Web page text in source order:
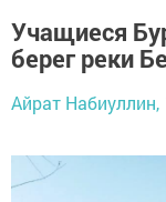
Учащиеся
берег реки
Айрат Набиуллин,